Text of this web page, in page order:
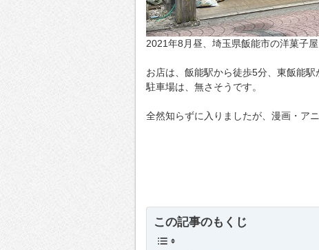
2021年8月昼、埼玉県飯能市の洋菓子
お店は、飯能駅から徒歩5分、東飯能駅
駐車場は、無さそうです。
全然知らずに入りましたが、漫画・ア
この記事のもくじ